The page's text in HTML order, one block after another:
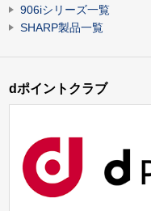
906iシリーズ一覧
SHARP製品一覧
dポイントクラブ